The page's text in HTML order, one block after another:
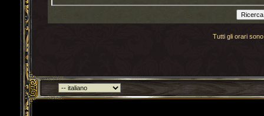
Tutti gli orari
Torna indietro